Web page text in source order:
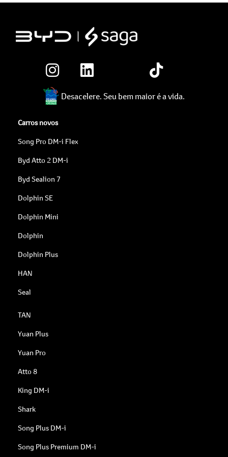
Desacelere. Seu bem maior é a vida.
Carros novos
Song Pro DM-i Flex
Byd Atto 2 DM-i
Byd Sealion 7
Dolphin SE
Dolphin Mini
Dolphin
Dolphin Plus
HAN
Seal
TAN
Yuan Plus
Yuan Pro
Atto 8
King DM-i
Shark
Song Plus DM-i
Song Plus Premium DM-i